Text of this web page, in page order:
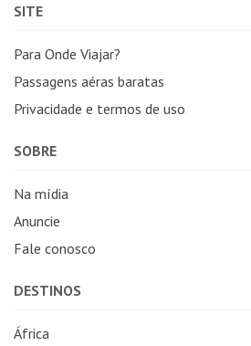
SITE
Para Onde Viajar?
Passagens aéras baratas
Privacidade e termos de uso
SOBRE
Na mídia
Anuncie
Fale conosco
DESTINOS
África